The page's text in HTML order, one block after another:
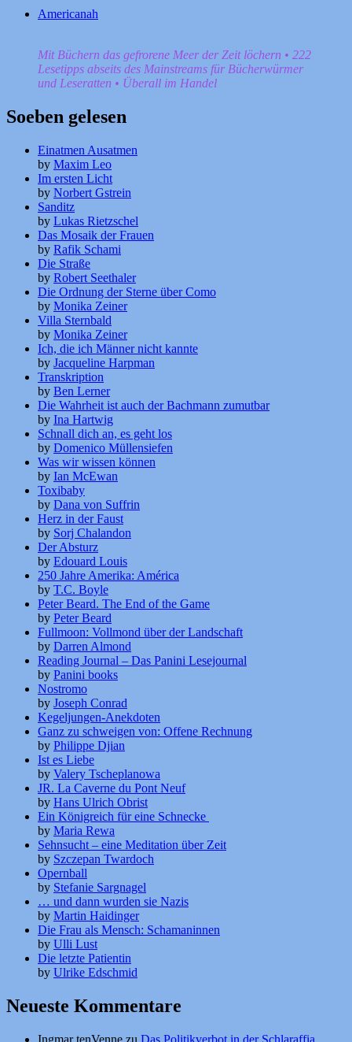
Americanah
Mit Büchern das gefrorene Meer der Zeit löchern • 222
Lesetipps abseits des Mainstreams für Bücherwürmer
und Leseratten • Überall im Handel
Soeben gelesen
Einatmen Ausatmen
by Maxim Leo
Im ersten Licht
by Norbert Gstrein
Sanditz
by Lukas Rietzschel
Das Mosaik der Frauen
by Rafik Schami
Die Straße
by Robert Seethaler
Die Ordnung der Sterne über Como
by Monika Zeiner
Villa Sternbald
by Monika Zeiner
Ich, die ich Männer nicht kannte
by Jacqueline Harpman
Transkription
by Ben Lerner
Die Wahrheit ist auch der Bachmann zumutbar
by Ina Hartwig
Schnall dich an, es geht los
by Domenico Müllensiefen
Was wir wissen können
by Ian McEwan
Toxibaby
by Dana von Suffrin
Herz in der Faust
by Sorj Chalandon
Der Absturz
by Edouard Louis
250 Jahre Amerika: América
by T.C. Boyle
Peter Beard. The End of the Game
by Peter Beard
Fullmoon: Vollmond über der Landschaft
by Darren Almond
Reading Journal – Das Panini Lesejournal
by Panini books
Nostromo
by Joseph Conrad
Kegeljungen-Anekdoten
Ganz zu schweigen von: Offene Rechnung
by Philippe Djian
Ist es Liebe
by Valery Tscheplanowa
JR. La Caverne du Pont Neuf
by Hans Ulrich Obrist
Ein Königreich für eine Schnecke
by Maria Rewa
Sehnsucht – eine Meditation über Zeit
by Szczepan Twardoch
Opernball
by Stefanie Sargnagel
… und dann wurden sie Nazis
by Martin Haidinger
Die Frau als Mensch: Schamaninnen
by Ulli Lust
Die letzte Patientin
by Ulrike Edschmid
Neueste Kommentare
Ingmar tenVenne zu Das Politikverbot in der Schlaraffia